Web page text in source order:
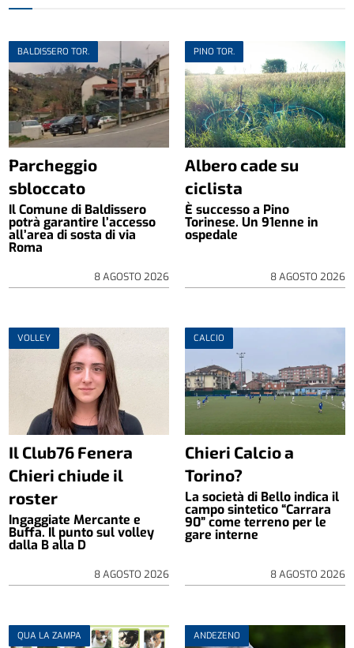
BALDISSERO TOR.
Parcheggio
sbloccato
Il Comune di Baldissero
potrà garantire l’accesso
all’area di sosta di via
Roma
8 AGOSTO 2026
PINO TOR.
Albero cade su
ciclista
È successo a Pino
Torinese. Un 91enne in
ospedale
8 AGOSTO 2026
VOLLEY
Il Club76 Fenera
Chieri chiude il
roster
Ingaggiate Mercante e
Buffa. Il punto sul volley
dalla B alla D
8 AGOSTO 2026
CALCIO
Chieri Calcio a
Torino?
La società di Bello indica il
campo sintetico “Carrara
90” come terreno per le
gare interne
8 AGOSTO 2026
QUA LA ZAMPA ANDEZENO